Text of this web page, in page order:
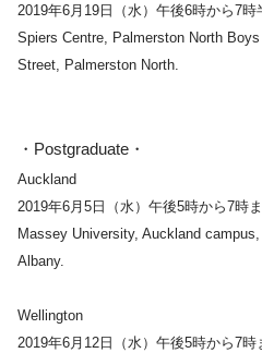
2019年6月19日（水）午後6時から7時
Spiers Centre, Palmerston North
Street, Palmerston North.
・Postgraduate・
Auckland
2019年6月5日（水）午後5時から7時
Massey University, Auckland
Albany.
Wellington
2019年6月12日（水）午後5時から7時